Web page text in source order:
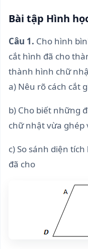
Bài tập Hình
Câu 1. Cho hình
cắt hình đã cho
thành hình chữ
a) Nêu rõ cách cắt
b) Cho biết những
chữ nhật vừa ghép
c) So sánh diện
đã cho